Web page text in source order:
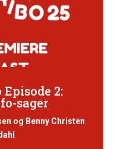
2:
sager
og Benny Christen